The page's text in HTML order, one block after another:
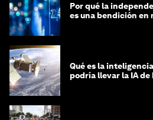
Por qué la
es una bendición en
Qué es la
podría llevar la IA